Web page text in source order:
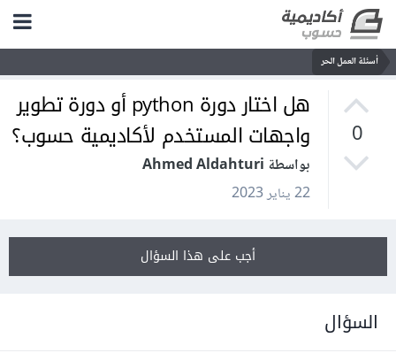
أسئلة العمل الحر
0
هل اختار دورة python أو دورة تطوير
واجهات المستخدم لأكاديمية حسوب؟
بواسطة Ahmed Aldahturi
22 يناير 2023
أجب على هذا السؤال
السؤال